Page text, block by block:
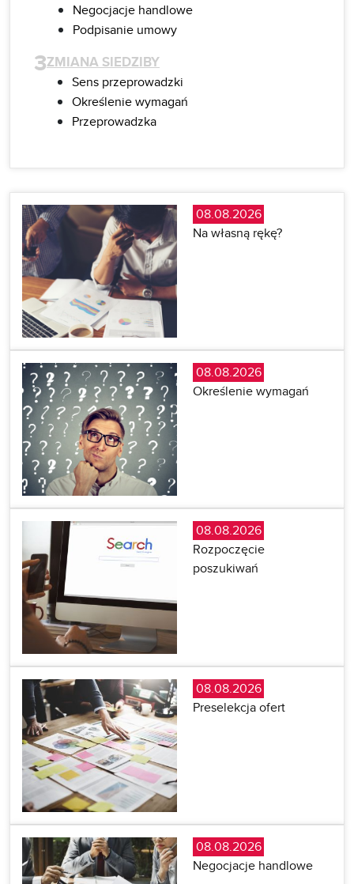
08.08.2026
Na własną rękę?
08.08.2026
Określenie wymagań
08.08.2026
Rozpoczęcie
poszukiwań
08.08.2026
Preselekcja ofert
08.08.2026
Negocjacje handlowe
Negocjacje handlowe
Podpisanie umowy
3ZMIANA SIEDZIBY
Sens przeprowadzki
Określenie wymagań
Przeprowadzka